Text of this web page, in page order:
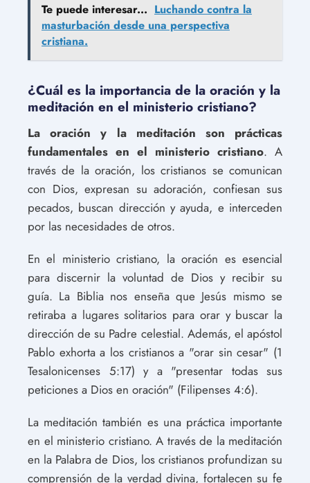
Te puede interesar... Luchando contra la
masturbación desde una perspectiva
cristiana.
¿Cuál es la importancia de la oración y la
meditación en el ministerio cristiano?
La oración y la meditación son prácticas
fundamentales en el ministerio cristiano. A
través de la oración, los cristianos se comunican
con Dios, expresan su adoración, confiesan sus
pecados, buscan dirección y ayuda, e interceden
por las necesidades de otros.
En el ministerio cristiano, la oración es esencial
para discernir la voluntad de Dios y recibir su
guía. La Biblia nos enseña que Jesús mismo se
retiraba a lugares solitarios para orar y buscar la
dirección de su Padre celestial. Además, el apóstol
Pablo exhorta a los cristianos a "orar sin cesar" (1
Tesalonicenses 5:17) y a "presentar todas sus
peticiones a Dios en oración" (Filipenses 4:6).
La meditación también es una práctica importante
en el ministerio cristiano. A través de la meditación
en la Palabra de Dios, los cristianos profundizan su
comprensión de la verdad divina, fortalecen su fe